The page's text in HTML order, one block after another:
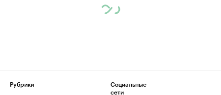
Рубрики
Социальные
сети